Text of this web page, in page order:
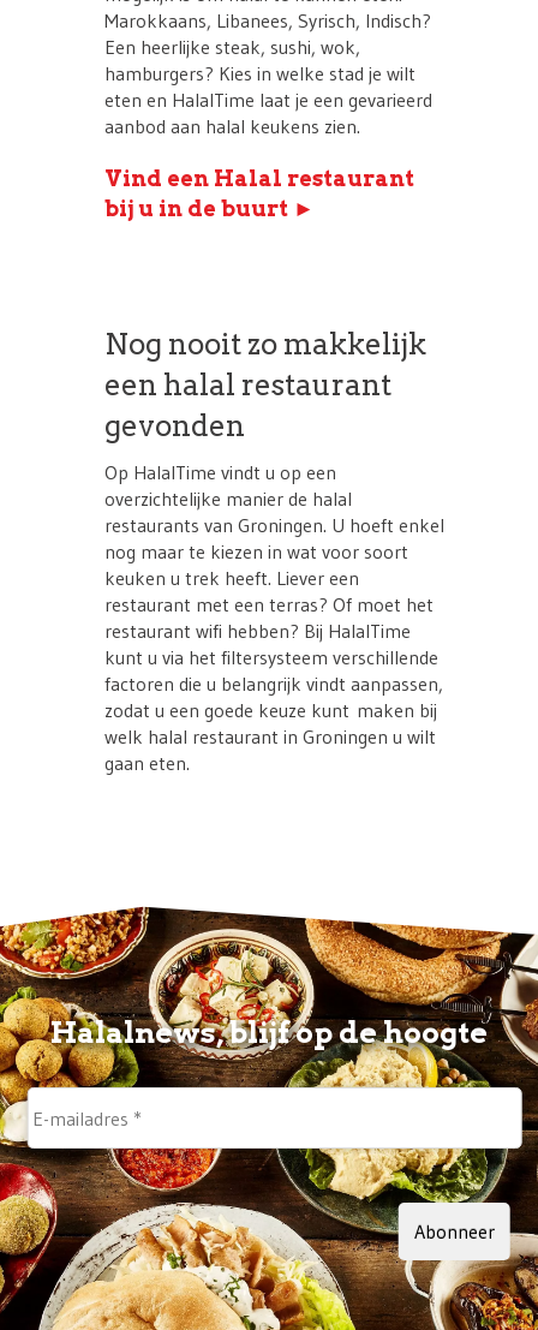
Marokkaans, Libanees, Syrisch, Indisch?
Een heerlijke steak, sushi, wok,
hamburgers? Kies in welke stad je wilt
eten en HalalTime laat je een gevarieerd
aanbod aan halal keukens zien.
Vind een Halal restaurant
bij u in de buurt ►
Nog nooit zo makkelijk
een halal restaurant
gevonden
Op HalalTime vindt u op een
overzichtelijke manier de halal
restaurants van Groningen. U hoeft enkel
nog maar te kiezen in wat voor soort
keuken u trek heeft. Liever een
restaurant met een terras? Of moet het
restaurant wifi hebben? Bij HalalTime
kunt u via het filtersysteem verschillende
factoren die u belangrijk vindt aanpassen,
zodat u een goede keuze kunt maken bij
welk halal restaurant in Groningen u wilt
gaan eten.
Abonneer
Halalnews, blijf op de hoogte